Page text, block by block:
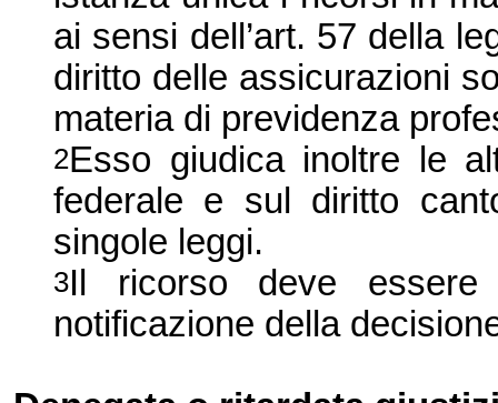
ai sensi dell’art. 57 della
diritto delle assicurazioni
materia di previdenza
2Esso giudica inoltre le
federale e sul diritto
singole leggi.
3Il ricorso deve
notificazione della